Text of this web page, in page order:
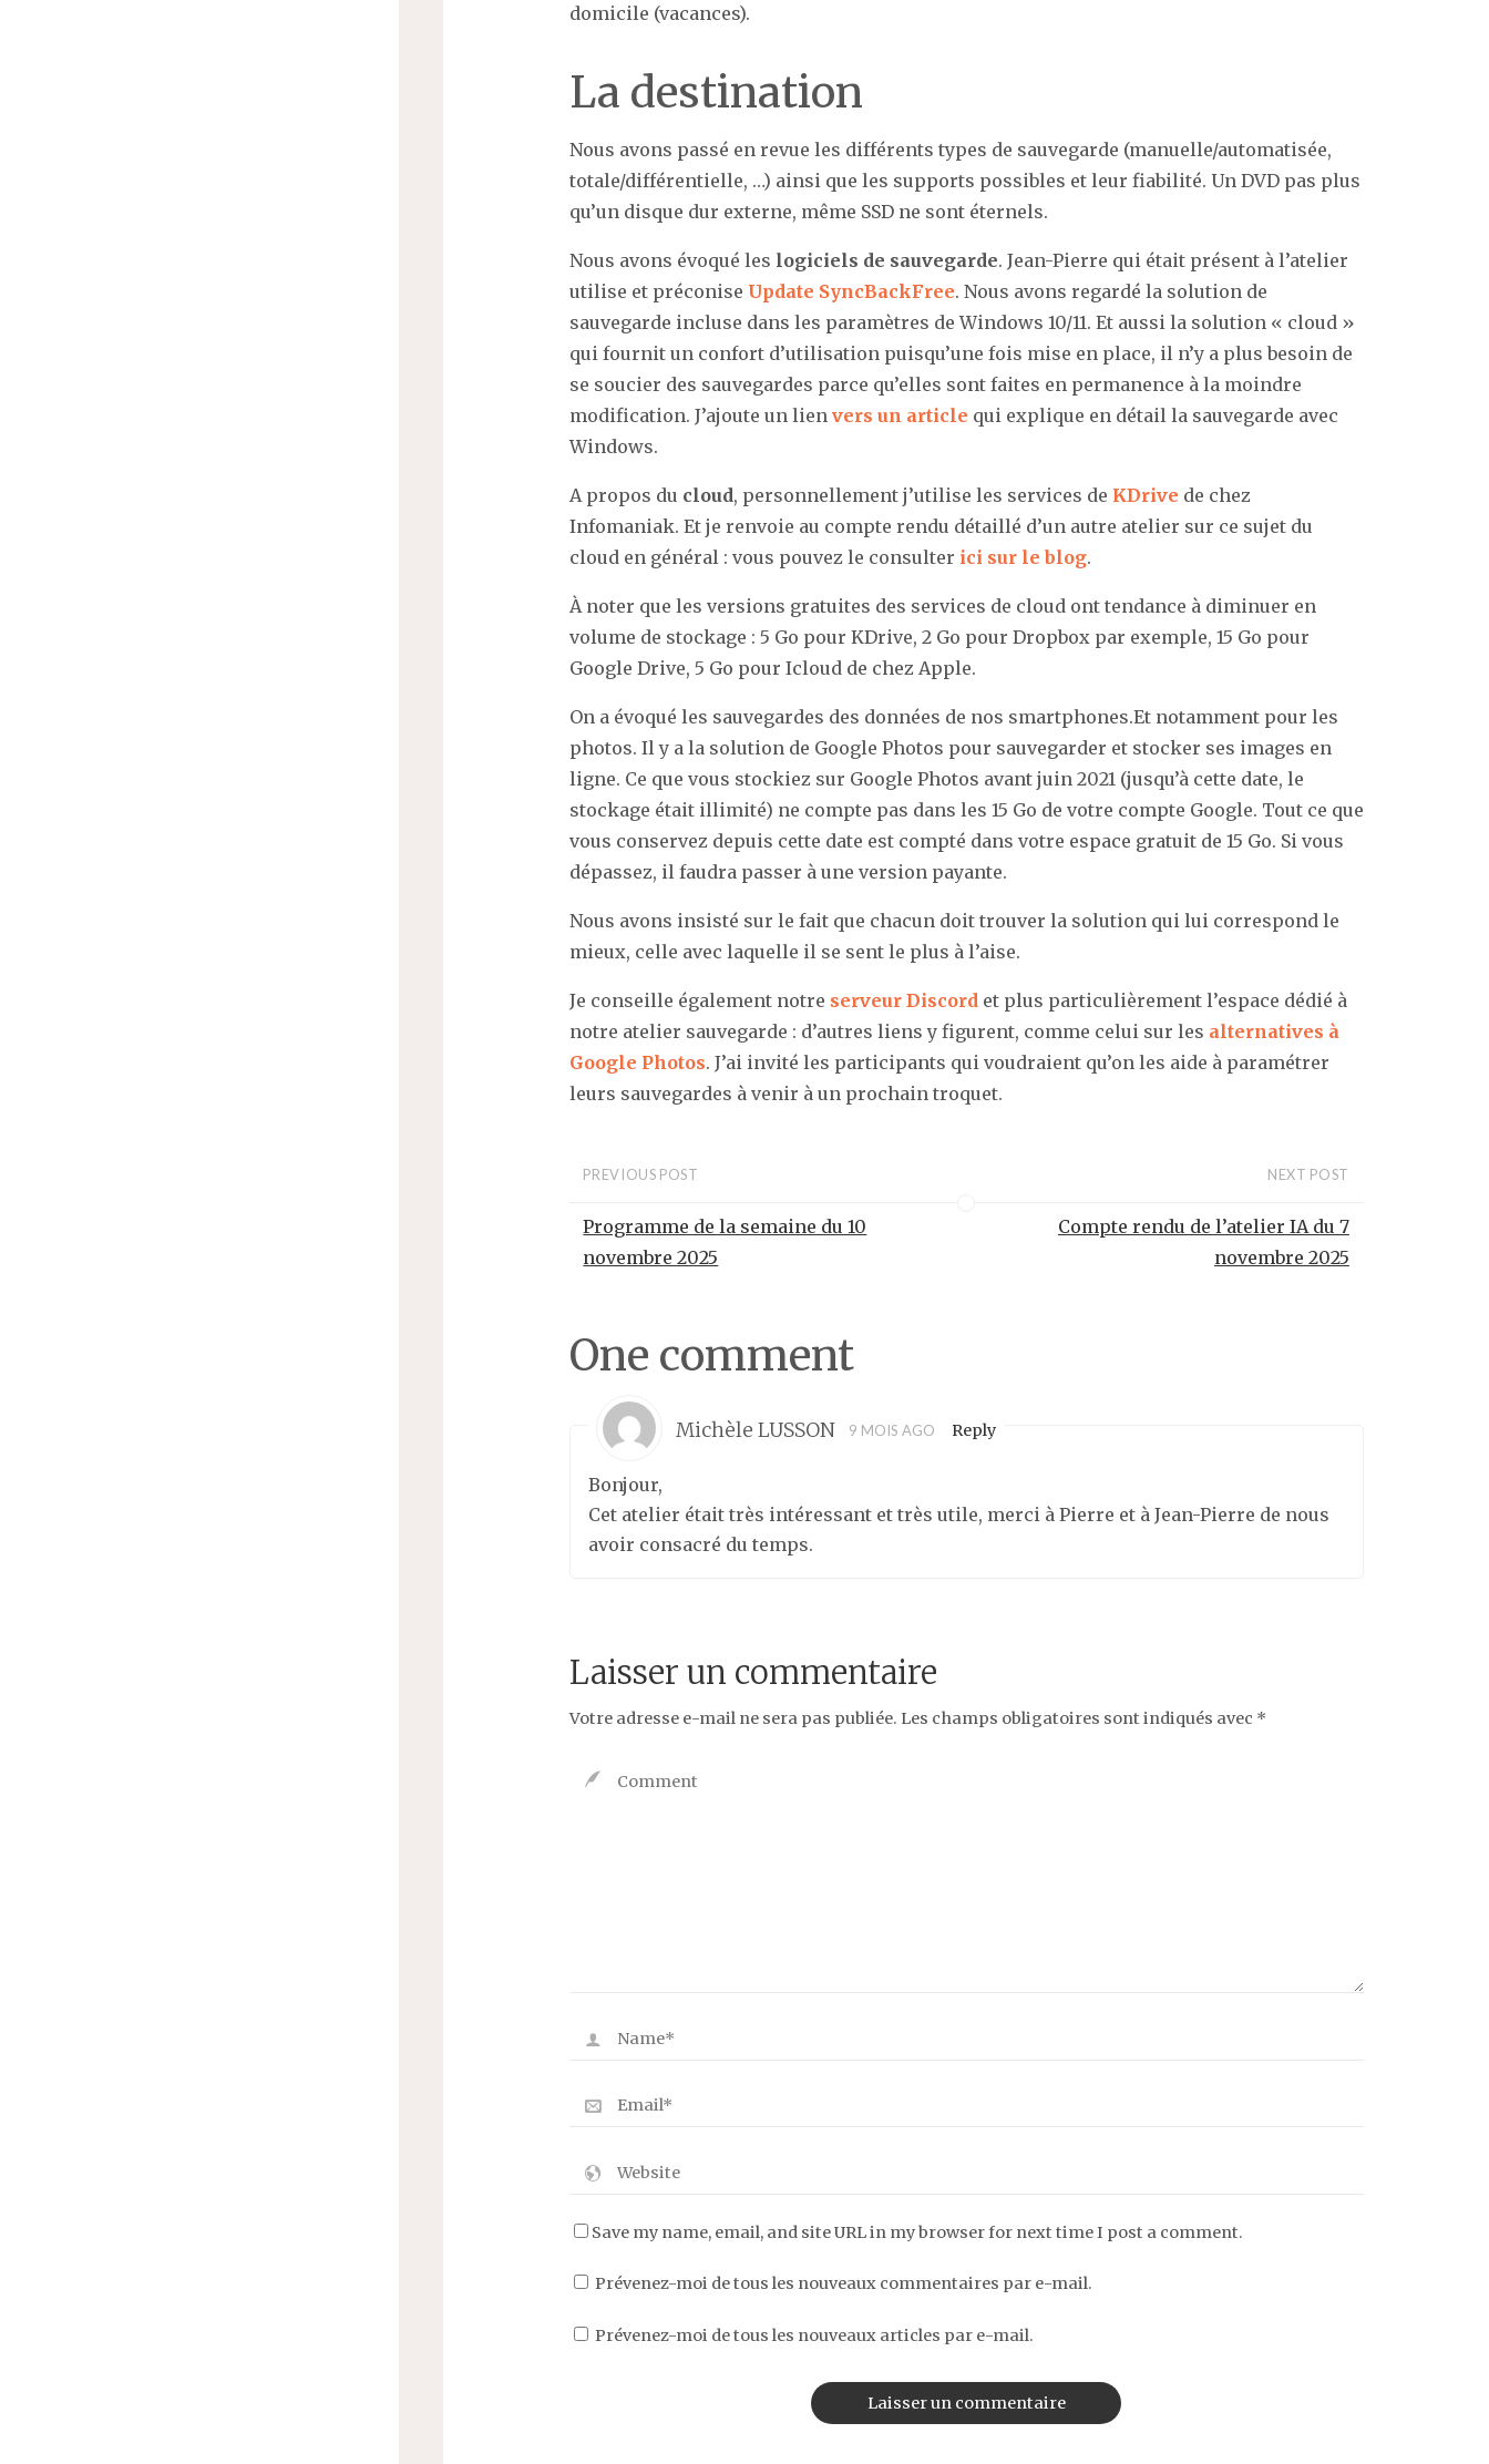
domicile (vacances).
La destination
Nous avons passé en revue les différents types de sauvegarde (manuelle/automatisée,
totale/différentielle, …) ainsi que les supports possibles et leur fiabilité. Un DVD pas plus
qu’un disque dur externe, même SSD ne sont éternels.
Nous avons évoqué les logiciels de sauvegarde. Jean-Pierre qui était présent à l’atelier
utilise et préconise Update SyncBackFree. Nous avons regardé la solution de
sauvegarde incluse dans les paramètres de Windows 10/11. Et aussi la solution « cloud »
qui fournit un confort d’utilisation puisqu’une fois mise en place, il n’y a plus besoin de
se soucier des sauvegardes parce qu’elles sont faites en permanence à la moindre
modification. J’ajoute un lien vers un article qui explique en détail la sauvegarde avec
Windows.
A propos du cloud, personnellement j’utilise les services de KDrive de chez
Infomaniak. Et je renvoie au compte rendu détaillé d’un autre atelier sur ce sujet du
cloud en général : vous pouvez le consulter ici sur le blog.
À noter que les versions gratuites des services de cloud ont tendance à diminuer en
volume de stockage : 5 Go pour KDrive, 2 Go pour Dropbox par exemple, 15 Go pour
Google Drive, 5 Go pour Icloud de chez Apple.
On a évoqué les sauvegardes des données de nos smartphones.Et notamment pour les
photos. Il y a la solution de Google Photos pour sauvegarder et stocker ses images en
ligne. Ce que vous stockiez sur Google Photos avant juin 2021 (jusqu’à cette date, le
stockage était illimité) ne compte pas dans les 15 Go de votre compte Google. Tout ce que
vous conservez depuis cette date est compté dans votre espace gratuit de 15 Go. Si vous
dépassez, il faudra passer à une version payante.
Nous avons insisté sur le fait que chacun doit trouver la solution qui lui correspond le
mieux, celle avec laquelle il se sent le plus à l’aise.
Je conseille également notre serveur Discordet plus particulièrement l’espace dédié à
notre atelier sauvegarde : d’autres liens y figurent, comme celui sur les alternatives à
Google Photos. J’ai invité les participants qui voudraient qu’on les aide à paramétrer
leurs sauvegardes à venir à un prochain troquet.
PREVIOUS POST
Programme de la semaine du 10
novembre 2025
NEXT POST
Compte rendu de l’atelier IA du 7
novembre 2025
One comment
Michèle LUSSON 9 MOIS AGO Reply
Bonjour,
Cet atelier était très intéressant et très utile, merci à Pierre et à Jean-Pierre de nous
avoir consacré du temps.
Laisser un commentaire
Votre adresse e-mail ne sera pas publiée. Les champs obligatoires sont indiqués avec *
Save my name, email, and site URL in my browser for next time I post a comment.
Prévenez-moi de tous les nouveaux commentaires par e-mail.
Prévenez-moi de tous les nouveaux articles par e-mail.